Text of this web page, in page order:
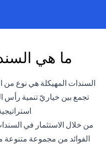
ما هي
السندات المهيكلة هي نوع من
تجمع بين خياريّ تنمية رأس
من خلال الاستثمار في
الفوائد من مجموعة متنوعة